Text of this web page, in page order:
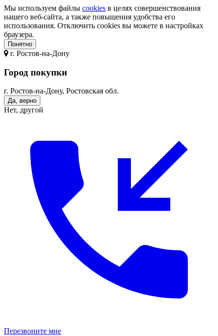
Мы используем файлы cookies в целях совершенствования
нашего веб-сайта, а также повышения удобства его
использования. Отключить cookies вы можете в настройках
браузера.
Понятно
г. Ростов-на-Дону
Город покупки
г. Ростов-на-Дону, Ростовская обл.
Да, верно
Нет, другой
Перезвоните мне